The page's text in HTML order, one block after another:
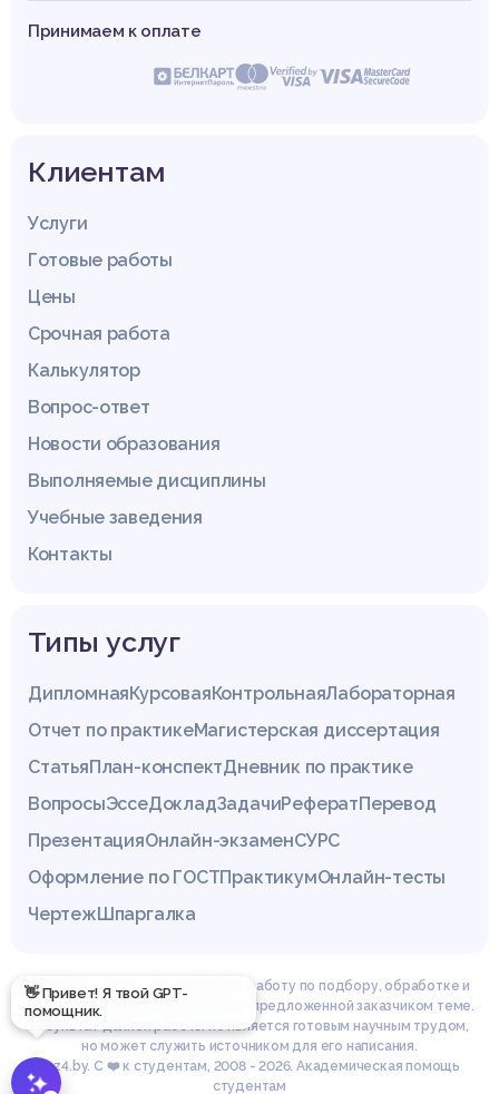
👋 Привет! Я твой GPT-
помощник.
Принимаем к оплате
Клиентам
Услуги
Готовые работы
Цены
Срочная работа
Калькулятор
Вопрос-ответ
Новости образования
Выполняемые дисциплины
Учебные заведения
Контакты
Типы услуг
ДипломнаяКурсоваяКонтрольнаяЛабораторная
Отчет по практикеМагистерская диссертация
СтатьяПлан-конспектДневник по практике
ВопросыЭссеДокладЗадачиРефератПеревод
ПрезентацияОнлайн-экзаменСУРС
Оформление по ГОСТПрактикумОнлайн-тесты
ЧертежШпаргалка
Эксперты сайта z4.by проводят работу по подбору, обработке и
структурированию материала по предложенной заказчиком теме.
Результат данной работы не является готовым научным трудом,
но может служить источником для его написания.
© z4.by. С ❤️ к студентам, 2008 - 2026. Академическая помощь
студентам